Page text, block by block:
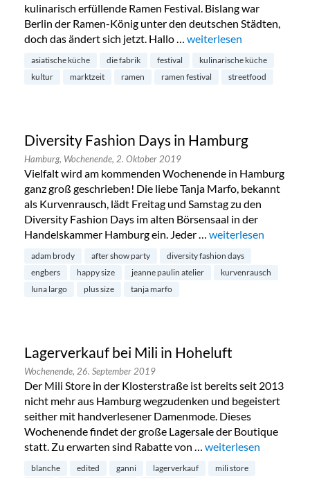
kulinarisch erfüllende Ramen Festival. Bislang war
Berlin der Ramen-König unter den deutschen Städten,
doch das ändert sich jetzt. Hallo … „Ramen Festival in
weiterlesen
asiatische küche die fabrik festival
kulinarische küche
kultur
marktzeit ramen ramen festival streetfood
Diversity Fashion Days in Hamburg
Hamburg, Wochenende, 2. Oktober 2019
Vielfalt wird am kommenden Wochenende in Hamburg
ganz groß geschrieben! Die liebe Tanja Marfo, bekannt
als Kurvenrausch, lädt Freitag und Samstag zu den
Diversity Fashion Days im alten Börsensaal in der
Handelskammer Hamburg ein. Jeder … „Diversity Fashion
weiterlesen
adam brody after show party
diversity fashion days
engbers
happy size jeanne paulin atelier
kurvenrausch
luna largo
plus size tanja marfo
Lagerverkauf bei Mili in Hoheluft
Wochenende, 26. September 2019
Der Mili Store in der Klosterstraße ist bereits seit 2013
nicht mehr aus Hamburg wegzudenken und begeistert
seither mit handverlesener Damenmode. Dieses
Wochenende findet der große Lagersale der Boutique
statt. Zu erwarten sind Rabatte von … „Lagerverkauf bei
weiterlesen
blanche edited ganni lagerverkauf
mili store